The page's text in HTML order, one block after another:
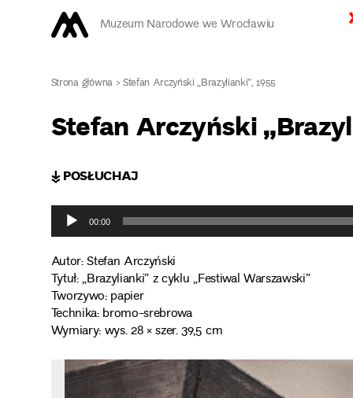
Muzeum Narodowe we Wrocławiu
Strona główna>Stefan Arczyński „Brazylianki”, 1955
Stefan Arczyński
↡ POSŁUCHAJ
Odtwarzacz
plików
dźwiękowych
00:00
Autor: Stefan Arczyński
Tytuł: „Brazylianki” z cyklu „Festiwal Warszawski”
Tworzywo: papier
Technika: bromo-srebrowa
Wymiary: wys. 28 × szer. 39,5 cm